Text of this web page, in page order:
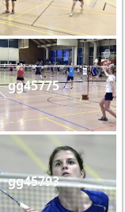
gg45775
gg45793